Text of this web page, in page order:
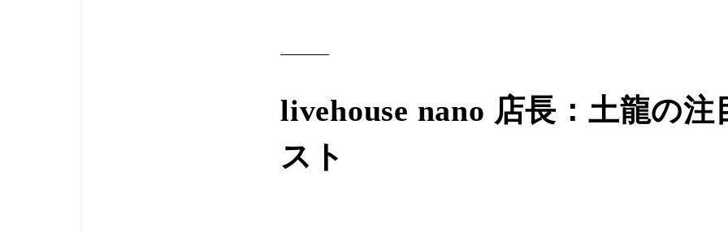
livehouse nano 店長：土龍の注
スト